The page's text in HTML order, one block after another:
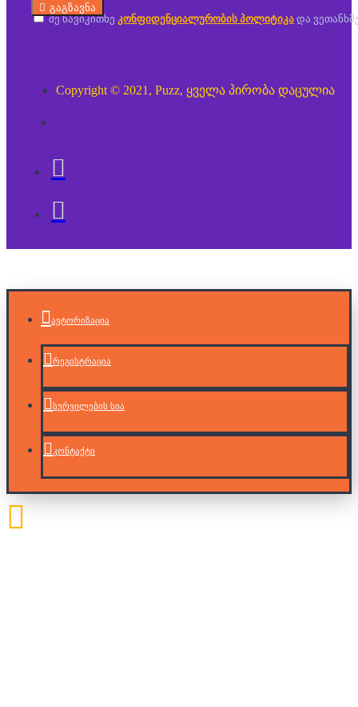
გაგზავნა
მე წავიკითხე კონფიდენციალურობის პოლიტიკა და
Copyright © 2021, Puzz, ყველა პირობა დაცულია
ავტორიზაცია
რეგისტრაცია
სურვილების სია
კონტაქტი